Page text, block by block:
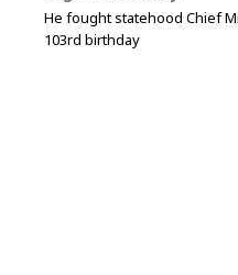
He fought statehood Chief
103rd birthday